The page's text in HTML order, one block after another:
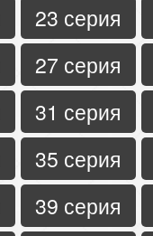
23 серия
27 серия
31 серия
35 серия
39 серия